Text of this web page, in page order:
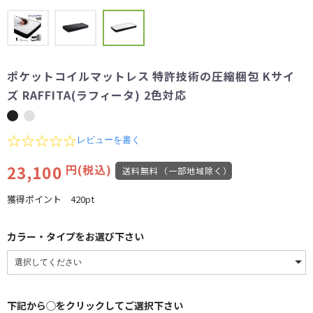
ポケットコイルマットレス 特許技術の圧縮梱包 Kサイ
ズ RAFFITA(ラフィータ) 2色対応
0.0
rating
レビューを書く
23,100 円(税込) 送料無料（一部地域除く）
獲得ポイント 420pt
カラー・タイプをお選び下さい
下記から◯をクリックしてご選択下さい